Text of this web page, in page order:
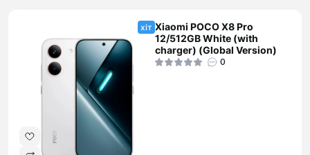
хіт Xiaomi POCO X8 Pro
12/512GB White (with
charger) (Global Version)
0